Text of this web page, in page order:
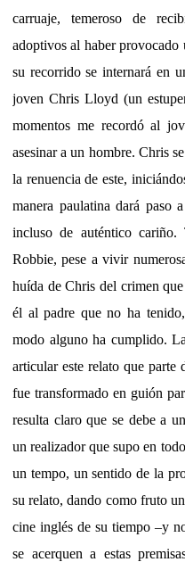
carruaje, temeroso de
adoptivos al haber provocado
su recorrido se internará en
joven Chris Lloyd (un
momentos me recordó al
asesinar a un hombre. Chris
la renuencia de este,
manera paulatina dará paso
incluso de auténtico
Robbie, pese a vivir
huída de Chris del crimen
él al padre que no ha
modo alguno ha cumplido.
articular este relato que
fue transformado en guión
resulta claro que se debe a
un realizador que supo en
un tempo, un sentido de la
su relato, dando como fruto
cine inglés de su tiempo –y
se acerquen a estas